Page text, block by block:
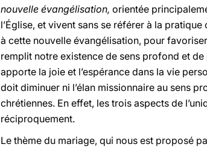
nouvelle évangélisation, orientée
l’Église, et vivent sans se référer à la
à cette nouvelle évangélisation, pour
remplit notre existence de sens profond et
apporte la joie et l’espérance dans la vie
doit diminuer ni l’élan missionnaire au sens
chrétiennes. En effet, les trois aspects de
réciproquement.
Le thème du mariage, qui nous est proposé